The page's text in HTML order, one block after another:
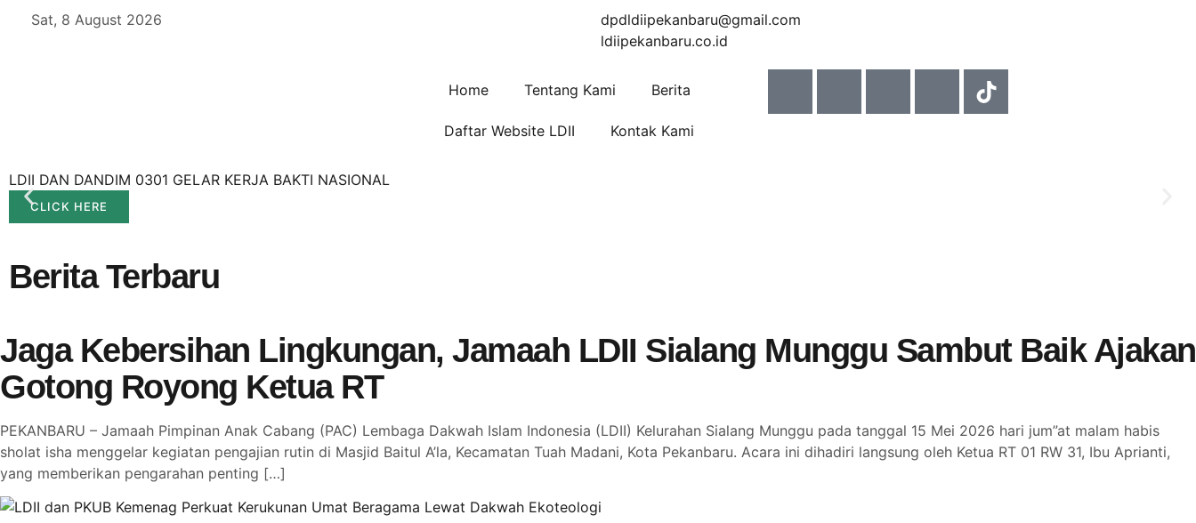
Sat, 8 August 2026
dpdldiipekanbaru@gmail.com
ldiipekanbaru.co.id
Home Tentang Kami Berita
Daftar Website LDII Kontak Kami
LDII DAN DANDIM 0301 GELAR KERJA BAKTI NASIONAL
CLICK HERE
Berita Terbaru
Jaga Kebersihan Lingkungan, Jamaah LDII Sialang Munggu Sambut Baik Ajakan
Gotong Royong Ketua RT
PEKANBARU – Jamaah Pimpinan Anak Cabang (PAC) Lembaga Dakwah Islam Indonesia (LDII) Kelurahan Sialang Munggu pada tanggal 15 Mei 2026 hari jum”at malam habis
sholat isha menggelar kegiatan pengajian rutin di Masjid Baitul A’la, Kecamatan Tuah Madani, Kota Pekanbaru. Acara ini dihadiri langsung oleh Ketua RT 01 RW 31, Ibu Aprianti,
yang memberikan pengarahan penting […]